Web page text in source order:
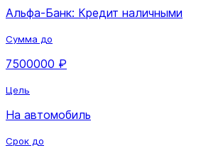
Альфа-Банк: Кредит наличными
Сумма до
7500000 ₽
Цель
На автомобиль
Срок до